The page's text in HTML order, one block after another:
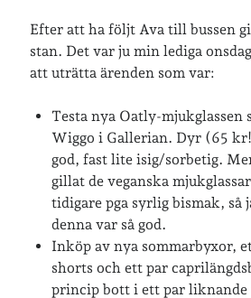
Efter att ha följt Ava till bussen
stan. Det var ju min lediga
att uträtta ärenden som var:
Testa nya Oatly-mjukglassen
Wiggo i Gallerian. Dyr (65
god, fast lite isig/sorbetig.
gillat de veganska
tidigare pga syrlig bismak, så
denna var så god.
Inköp av nya sommarbyxor,
shorts och ett par
princip bott i ett par liknande